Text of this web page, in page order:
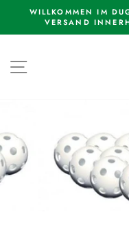
Inhalt
IM DUGOUT- GENIESSE
INNERHALB